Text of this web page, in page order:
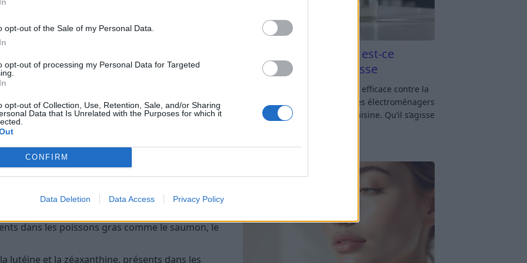
opt-out of the Sale of my Personal Data.
opt-out of processing my Personal Data for Targeted
opt-out of Collection, Use, Retention, Sale, and/or Sharing
Data that Is Unrelated with the Purposes for which it
CONFIRM
Data Deletion Data Access Privacy Policy
preuves scientifiques solides confirmant que ces
des défauts de réfraction tels que la myopie ou
aider à réduire la fatigue oculaire et à améliorer
passent beaucoup de temps devant un écran.
à la santé oculaire
vision
clé dans la prévention de certaines maladies
bonne vision. Parmi les nutriments
dans les poissons gras comme le saumon, le
lutéine et la zéaxanthine, présents dans les
Vinaigre blanc et four est-ce
efficace contre la graisse
Vinaigre blanc et four : est-ce efficace contre la
graisse ? Le four fait partie des électroménagers
les plus sollicités dans une cuisine. Qu’il s’agisse